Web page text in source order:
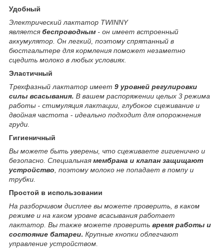
Удобный
Электрический лактатор TWINNY
является беспроводным - он имеет встроенный
аккумулятор. Он легкий, поэтому спрятанный в
бюстгальтере для кормления поможет незаметно
сцедить молоко в любых условиях.
Эластичный
Трехфазный лактатор имеет 9 уровней регулировки
силы всасывания. В вашем распоряжении целых 3 режима
работы - стимуляция лактации, глубокое сцеживание и
двойная частота - идеально подходит для опорожнения
груди.
Гигиеничный
Вы можете быть уверены, что сцеживаете гигиенично и
безопасно. Специальная мембрана и клапан защищают
устройство , поэтому молоко не попадает в помпу и
трубки.
Простой в использовании
На разборчивом дисплее вы можете проверить, в каком
режиме и на каком уровне всасывания работает
лактатор. Вы также можете проверить время работы и
состояние батареи. Крупные кнопки облегчают
управление устройством.